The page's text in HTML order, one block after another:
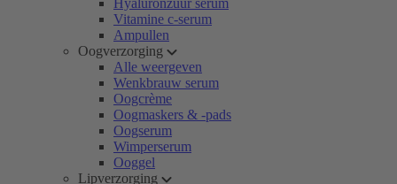
Hyaluronzuur serum
Vitamine c-serum
Ampullen
Oogverzorging
Alle weergeven
Wenkbrauw serum
Oogcrème
Oogmaskers & -pads
Oogserum
Wimperserum
Ooggel
Lipverzorging